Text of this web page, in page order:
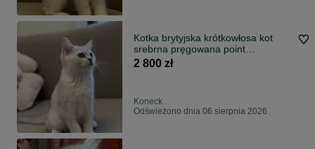
Kotka brytyjska krótkowłosa kot
srebrna pręgowana point
colourpoint z rodowodem
2 800 zł
Koneck
Odświeżono dnia 06 sierpnia 2026